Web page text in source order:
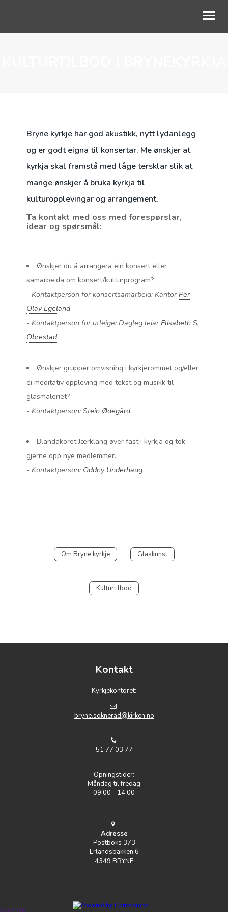
LIVETS VEG
KALENDER
Bryne kyrkje har god akustikk, nytt lydanlegg
og er godt eigna til konsertar. Me ønskjer at
kyrkja skal framstå med låge tersklar slik at
mange ønskjer å bruka kyrkja til
kulturopplevingar og arrangement.
Ta kontakt med oss med forespørslar,
idear og spørsmål:
Ønskjer du å arrangera ein konsert eller
samarbeida om konsert/kulturprogram?
- Kontaktperson for konsertsamarbeid: KantorPer
Olav Egeland
- Kontaktperson for utleige: Dagleg leiarElisabeth S.
Obrestad
Ønskjer grupper omvisning i kyrkjerommet og/eller
ei meditativ oppleving med tekst og musikk til
glasmaleriet?
- Kontaktperson: Stein Ødegård
Blandakoret Jærklang øver fast i kyrkja og tek
gjerne opp nye medlemmer.
- Kontaktperson: Oddny Underhaug
Om Bryne kyrkje Glaskunst
Kulturtilbod
Kontakt
Kyrkjekontoret:
bryne.soknerad@kirken.no
51 77 03 77
Opningstider:
Måndag til fredag
09:00 - 14:00
Adresse
Postboks 373
Erlandsbakken 6
4349 BRYNE
Logg inn